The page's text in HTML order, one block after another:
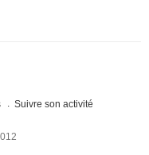
Suivre son activité